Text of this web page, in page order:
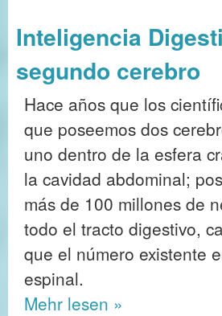
Inteligencia
segundo cerebro
Hace años que los
que poseemos dos
uno dentro de la esfera
la cavidad abdominal;
más de 100 millones de
todo el tracto digestivo,
que el número existente
espinal.
Mehr lesen »